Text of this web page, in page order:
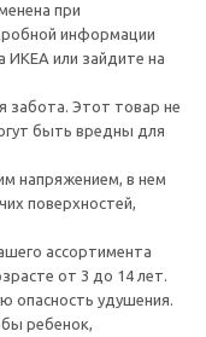
при
информации
ИКЕА или зайдите на
забота. Этот товар не
быть вредны для
напряжением, в нем
поверхностей,
ассортимента
от 3 до 14 лет.
опасность удушения.
ребенок,